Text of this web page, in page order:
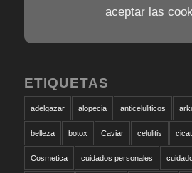
aceptar las
ETIQUETAS
adelgazar alopecia anticeluliticos
belleza botox Caviar celulitis
Cosmetica cuidados personales